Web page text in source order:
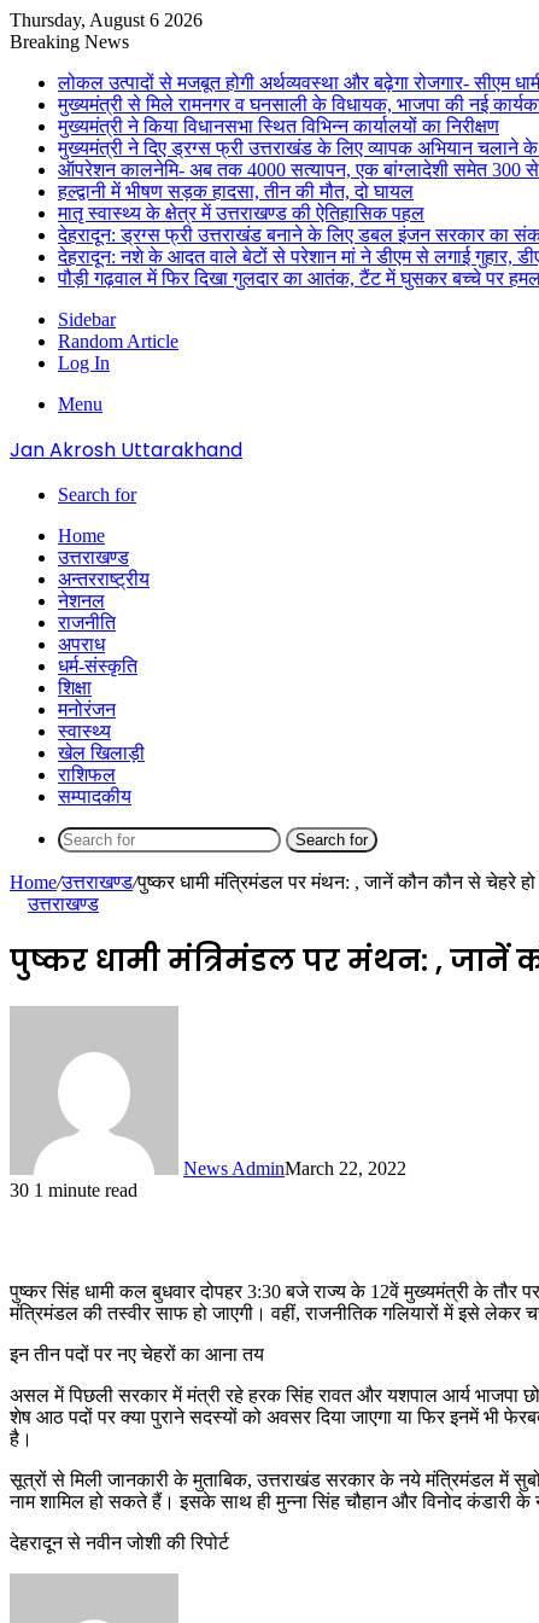
Thursday, August 6 2026
Breaking News
लोकल उत्पादों से मजबूत होगी अर्थव्यवस्था और बढ़ेगा रोजगार- सीएम
मुख्यमंत्री से मिले रामनगर व घनसाली के विधायक, भाजपा की नई
मुख्यमंत्री ने किया विधानसभा स्थित विभिन्न कार्यालयों का निरीक्षण
मुख्यमंत्री ने दिए ड्रग्स फ्री उत्तराखंड के लिए व्यापक अभियान चलाने के
ऑपरेशन कालनेमि- अब तक 4000 सत्यापन, एक बांग्लादेशी समेत 300 से
हल्द्वानी में भीषण सड़क हादसा, तीन की मौत, दो घायल
मातृ स्वास्थ्य के क्षेत्र में उत्तराखण्ड की ऐतिहासिक पहल
देहरादून: ड्रग्स फ्री उत्तराखंड बनाने के लिए डबल इंजन सरकार का
देहरादून: नशे के आदत वाले बेटों से परेशान मां ने डीएम से लगाई गुहार,
पौड़ी गढ़वाल में फिर दिखा गुलदार का आतंक, टैंट में घुसकर बच्चे पर
Sidebar
Random Article
Log In
Menu
Jan Akrosh Uttarakhand
Search for
Home
उत्तराखण्ड
अन्तरराष्ट्रीय
नेशनल
राजनीति
अपराध
धर्म-संस्कृति
शिक्षा
मनोरंजन
स्वास्थ्य
खेल खिलाड़ी
राशिफल
सम्पादकीय
Search for
Home/उत्तराखण्ड/पुष्कर धामी मंत्रिमंडल पर मंथन: , जानें कौन कौन से चेहरे
उत्तराखण्ड
पुष्कर धामी मंत्रिमंडल पर मंथन: , जानें
News AdminMarch 22, 2022
30 1 minute read
पुष्कर सिंह धामी कल बुधवार दोपहर 3:30 बजे राज्य के 12वें मुख्यमंत्री के
मंत्रिमंडल की तस्वीर साफ हो जाएगी। वहीं, राजनीतिक गलियारों में इसे लेकर
इन तीन पदों पर नए चेहरों का आना तय
असल में पिछली सरकार में मंत्री रहे हरक सिंह रावत और यशपाल आर्य भाजपा
शेष आठ पदों पर क्या पुराने सदस्यों को अवसर दिया जाएगा या फिर इनमें भी
है।
सूत्रों से मिली जानकारी के मुताबिक, उत्तराखंड सरकार के नये मंत्रिमंडल में
नाम शामिल हो सकते हैं। इसके साथ ही मुन्ना सिंह चौहान और विनोद कंडारी के
देहरादून से नवीन जोशी की रिपोर्ट